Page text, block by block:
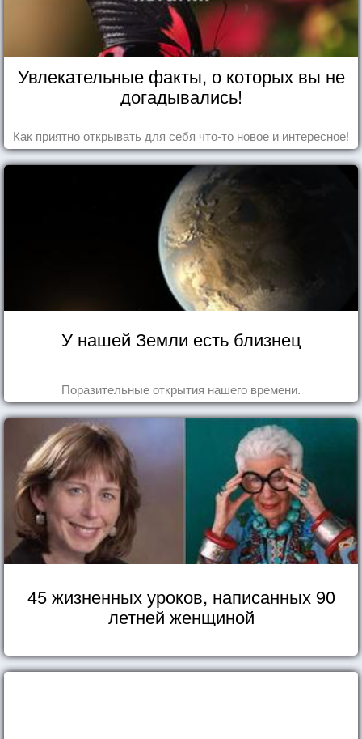
Увлекательные факты, о которых вы не
догадывались!
Как приятно открывать для себя что-то новое и интересное!
У нашей Земли есть близнец
Поразительные открытия нашего времени.
45 жизненных уроков, написанных 90
летней женщиной